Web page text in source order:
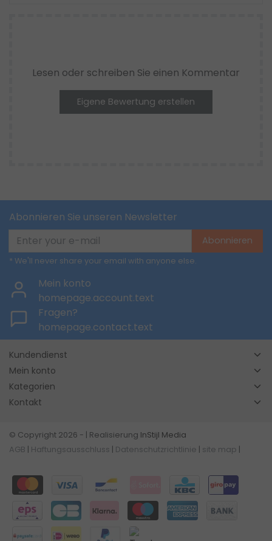
Lesen oder schreiben Sie einen Kommentar
Eigene Bewertung erstellen
Abonnieren Sie unseren Newsletter
Abonnieren
* We'll never share your email with anyone else.
Mein konto
homepage.account.text
Fragen?
homepage.contact.text
Kundendienst
Mein konto
Kategorien
Kontakt
© Copyright 2026 - | Realisierung InStijl Media
AGB
Haftungsausschluss Datenschutzrichtlinie site map